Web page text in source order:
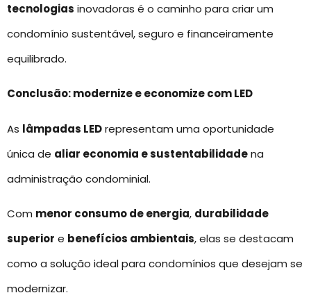
tecnologias inovadoras é o caminho para criar um
condomínio sustentável, seguro e financeiramente
equilibrado.
Conclusão: modernize e economize com LED
As lâmpadas LEDrepresentam uma oportunidade
única de aliar economia e sustentabilidadena
administração condominial.
Com menor consumo de energia, durabilidade
superior e benefícios ambientais, elas se destacam
como a solução ideal para condomínios que desejam se
modernizar.